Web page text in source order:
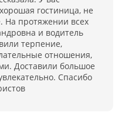
гостиница, не
На протяжении всех
и водитель
терпение,
отношения,
Доставили большое
Спасибо